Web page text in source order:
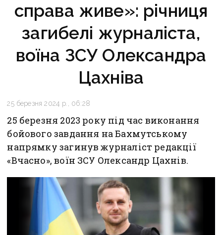
справа живе»: річниця
загибелі журналіста,
воїна ЗСУ Олександра
Цахніва
25 березня 2024 р., 06:28
25 березня 2023 року під час виконання
бойового завдання на Бахмутському
напрямку загинув журналіст редакції
«Вчасно», воїн ЗСУ Олександр Цахнів.